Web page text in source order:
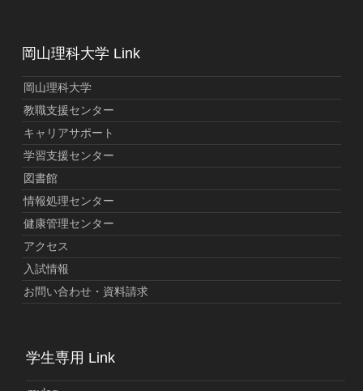
岡山理科大学 Link
岡山理科大学
教職支援センター
キャリアサポート
学習支援センター
図書館
情報処理センター
健康管理センター
アクセス
入試情報
お問い合わせ・資料請求
学生専用 Link